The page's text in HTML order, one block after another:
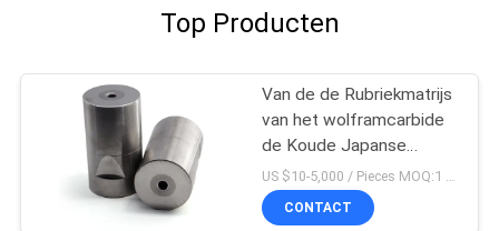
Top Producten
Van de de Rubriekmatrijs
van het wolframcarbide
de Koude Japanse
Hexagonale Vorm met
Hoge Hardheid
CONTACT